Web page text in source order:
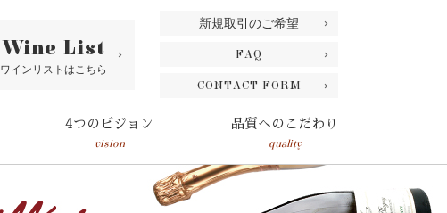
Wine List
ワインリストはこちら
新規取引のご希望
FAQ
CONTACT FORM
4つのビジョン
vision
品質へのこだわり
quality